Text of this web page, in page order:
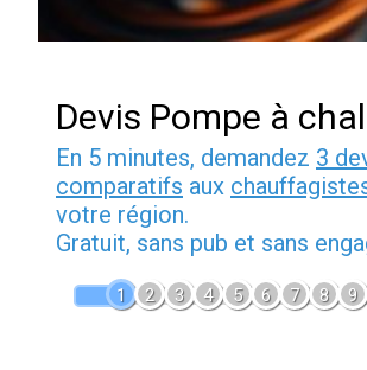
Devis Pompe à
En 5 minutes, demandez 3
comparatifs aux
votre région.
Gratuit, sans pub et sans
1 2 3 4 5 6 7 8 9